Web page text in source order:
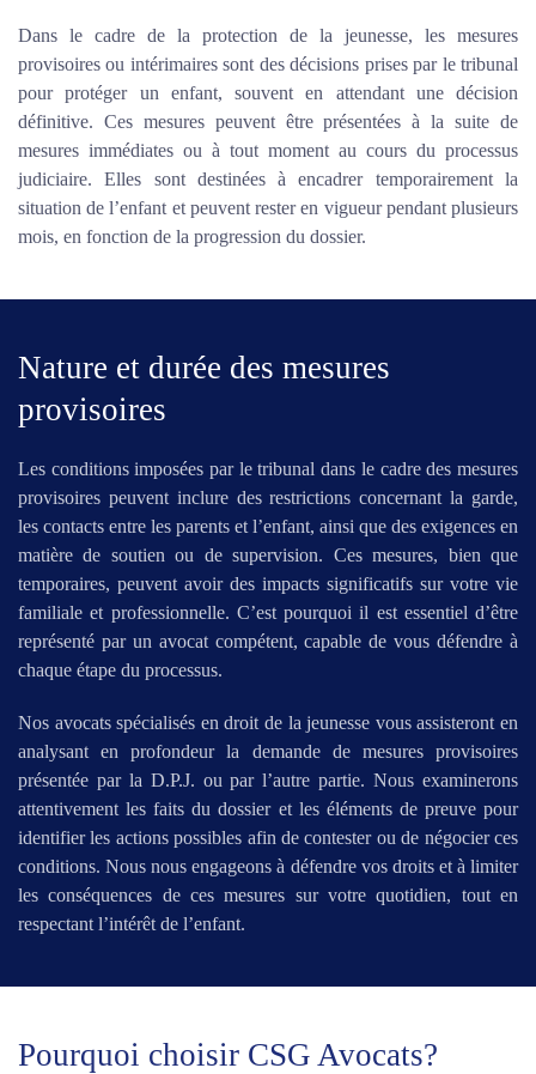
Dans le cadre de la protection de la jeunesse, les mesures
provisoires ou intérimaires sont des décisions prises par le tribunal
pour protéger un enfant, souvent en attendant une décision
définitive. Ces mesures peuvent être présentées à la suite de
mesures immédiates ou à tout moment au cours du processus
judiciaire. Elles sont destinées à encadrer temporairement la
situation de l’enfant et peuvent rester en vigueur pendant plusieurs
mois, en fonction de la progression du dossier.
Nature et durée des mesures
provisoires
Les conditions imposées par le tribunal dans le cadre des mesures
provisoires peuvent inclure des restrictions concernant la garde,
les contacts entre les parents et l’enfant, ainsi que des exigences en
matière de soutien ou de supervision. Ces mesures, bien que
temporaires, peuvent avoir des impacts significatifs sur votre vie
familiale et professionnelle. C’est pourquoi il est essentiel d’être
représenté par un avocat compétent, capable de vous défendre à
chaque étape du processus.
Nos avocats spécialisés en droit de la jeunesse vous assisteront en
analysant en profondeur la demande de mesures provisoires
présentée par la D.P.J. ou par l’autre partie. Nous examinerons
attentivement les faits du dossier et les éléments de preuve pour
identifier les actions possibles afin de contester ou de négocier ces
conditions. Nous nous engageons à défendre vos droits et à limiter
les conséquences de ces mesures sur votre quotidien, tout en
respectant l’intérêt de l’enfant.
Pourquoi choisir CSG Avocats?